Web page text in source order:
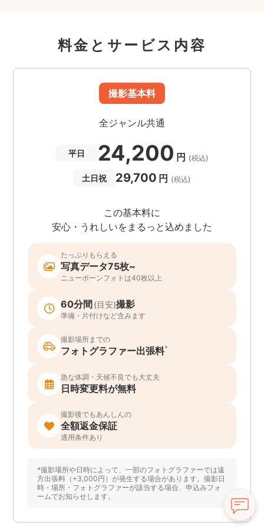
料金とサービス内容
撮影基本料
全ジャンル共通
平日 24,200 円 (税込)
土日祝 29,700 円 (税込)
この基本料に
安心・うれしいをまるっと込めました
たっぷりもらえる
写真データ75枚~
ニューボーンフォトは40枚以上
60分間(目安)撮影
準備・片付けなど含みます
撮影場所までの
フォトグラファー出張料*
急な体調・天候不良でも大丈夫
日時変更料が無料
撮影後でもあんしんの
全額返金保証
適用条件あり
*撮影場所や日時によって、一部のフォトグラファーでは遠
方出張料（+3,000円）が発生する場合があります。撮影日
時・場所・フォトグラファーが該当する場合、申込みフォ
ームでお知らせします。